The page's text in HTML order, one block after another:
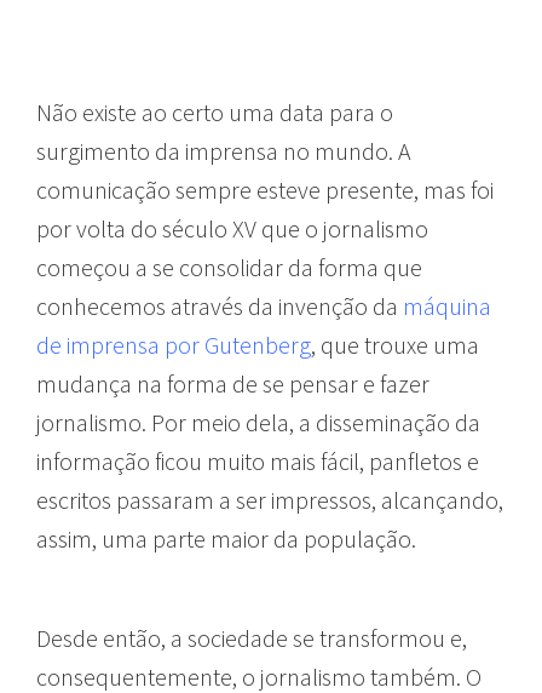
Não existe ao certo uma data para o
surgimento da imprensa no mundo. A
comunicação sempre esteve presente, mas foi
por volta do século XV que o jornalismo
começou a se consolidar da forma que
conhecemos através da invenção da máquina
de imprensa por Gutenberg, que trouxe uma
mudança na forma de se pensar e fazer
jornalismo. Por meio dela, a disseminação da
informação ficou muito mais fácil, panfletos e
escritos passaram a ser impressos, alcançando,
assim, uma parte maior da população.
Desde então, a sociedade se transformou e,
consequentemente, o jornalismo também. O